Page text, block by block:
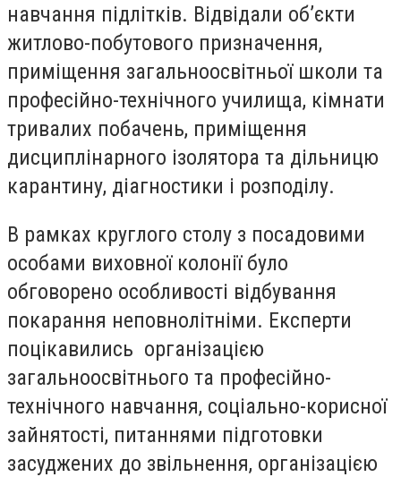
навчання підлітків. Відвідали об’єкти
житлово-побутового призначення,
приміщення загальноосвітньої школи та
професійно-технічного училища, кімнати
тривалих побачень, приміщення
дисциплінарного ізолятора та дільницю
карантину, діагностики і розподілу.
В рамках круглого столу з посадовими
особами виховної колонії було
обговорено особливості відбування
покарання неповнолітніми. Експерти
поцікавились організацією
загальноосвітнього та професійно-
технічного навчання, соціально-корисної
зайнятості, питаннями підготовки
засуджених до звільнення, організацією